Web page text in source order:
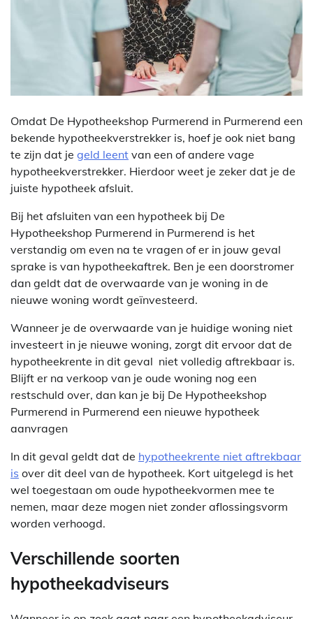
Omdat De Hypotheekshop Purmerend in Purmerend een
bekende hypotheekverstrekker is, hoef je ook niet bang
te zijn dat je geld leent van een of andere vage
hypotheekverstrekker. Hierdoor weet je zeker dat je de
juiste hypotheek afsluit.
Bij het afsluiten van een hypotheek bij De
Hypotheekshop Purmerend in Purmerend is het
verstandig om even na te vragen of er in jouw geval
sprake is van hypotheekaftrek. Ben je een doorstromer
dan geldt dat de overwaarde van je woning in de
nieuwe woning wordt geïnvesteerd.
Wanneer je de overwaarde van je huidige woning niet
investeert in je nieuwe woning, zorgt dit ervoor dat de
hypotheekrente in dit geval niet volledig aftrekbaar is.
Blijft er na verkoop van je oude woning nog een
restschuld over, dan kan je bij De Hypotheekshop
Purmerend in Purmerend een nieuwe hypotheek
aanvragen
In dit geval geldt dat de hypotheekrente niet aftrekbaar
is over dit deel van de hypotheek. Kort uitgelegd is het
wel toegestaan om oude hypotheekvormen mee te
nemen, maar deze mogen niet zonder aflossingsvorm
worden verhoogd.
Verschillende soorten
hypotheekadviseurs